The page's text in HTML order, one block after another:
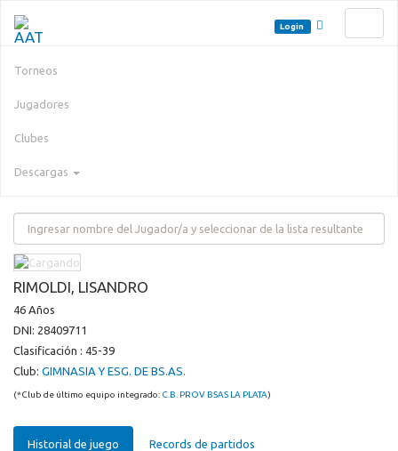
Torneos
Jugadores
Clubes
Descargas
Login
RIMOLDI, LISANDRO
46 Años
DNI: 28409711
Clasificación : 45-39
Club: GIMNASIA Y ESG. DE BS.AS.
(*Club de último equipo integrado: C.B. PROV BSAS LA PLATA)
Historial de juego Records de partidos